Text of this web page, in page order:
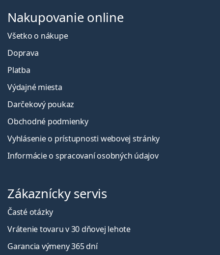
Nakupovanie online
Všetko o nákupe
Doprava
Platba
Výdajné miesta
Darčekový poukaz
Obchodné podmienky
Vyhlásenie o prístupnosti webovej stránky
Informácie o spracovaní osobných údajov
Zákaznícky servis
Časté otázky
Vrátenie tovaru v 30 dňovej lehote
Garancia výmeny 365 dní